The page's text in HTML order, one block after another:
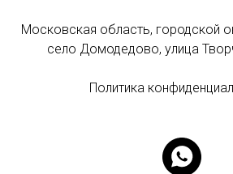
Московская область, городской
село Домодедово, улица
Политика